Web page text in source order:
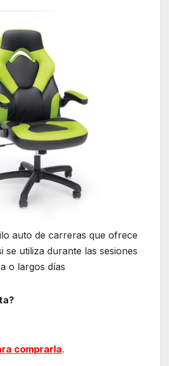
auto de carreras que ofrece
se utiliza durante las sesiones
o largos días
comprarla.